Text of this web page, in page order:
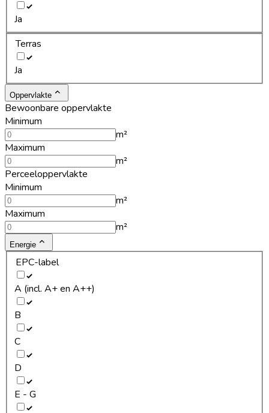
Ja
Terras
Ja
Oppervlakte
Bewoonbare oppervlakte
Minimum
m²
Maximum
m²
Perceeloppervlakte
Minimum
m²
Maximum
m²
Energie
EPC-label
A (incl. A+ en A++)
B
C
D
E - G